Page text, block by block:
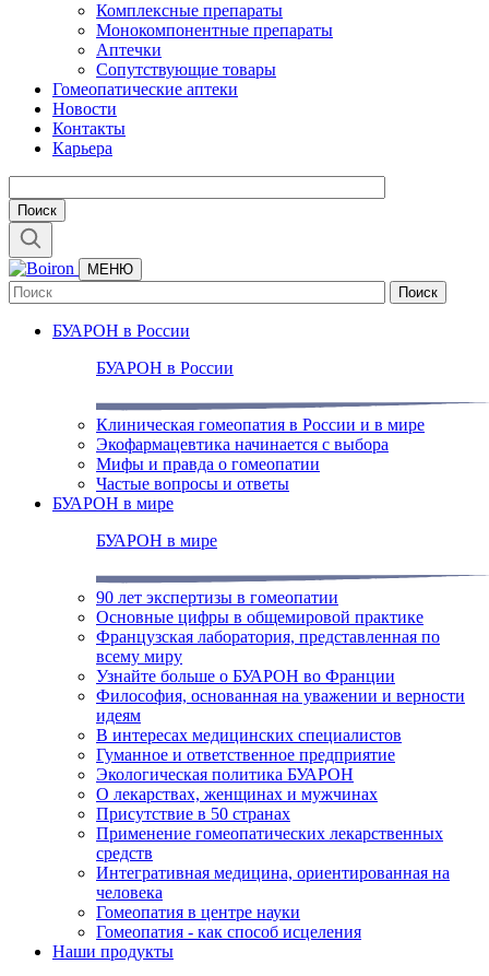
Комплексные препараты
Монокомпонентные препараты
Аптечки
Сопутствующие товары
Гомеопатические аптеки
Новости
Контакты
Карьера
МЕНЮ
БУАРОН в России
БУАРОН в России
Клиническая гомеопатия в России и в мире
Экофармацевтика начинается с выбора
Мифы и правда о гомеопатии
Частые вопросы и ответы
БУАРОН в мире
БУАРОН в мире
90 лет экспертизы в гомеопатии
Основные цифры в общемировой практике
Французская лаборатория, представленная по
всему миру
Узнайте больше о БУАРОН во Франции
Философия, основанная на уважении и верности
идеям
В интересах медицинских специалистов
Гуманное и ответственное предприятие
Экологическая политика БУАРОН
О лекарствах, женщинах и мужчинах
Присутствие в 50 странах
Применение гомеопатических лекарственных
средств
Интегративная медицина, ориентированная на
человека
Гомеопатия в центре науки
Гомеопатия - как способ исцеления
Наши продукты